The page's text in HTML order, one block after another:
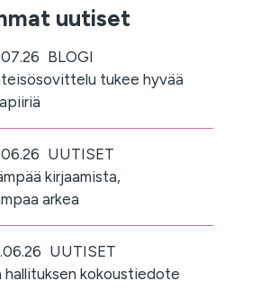
uutiset
BLOGI
tukee hyvää
UUTISET
kirjaamista,
arkea
UUTISET
hallituksen kokoustiedote